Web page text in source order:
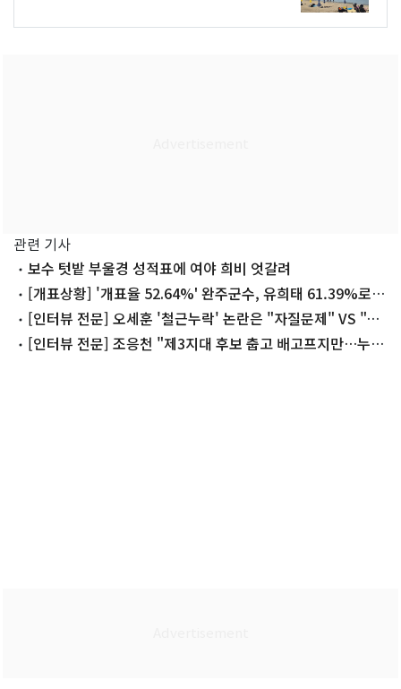
관련 기사
보수 텃밭 부울경 성적표에 여야 희비 엇갈려
[개표상황] '개표율 52.64%' 완주군수, 유희태 61.39%로 앞
서 [인터뷰 전문] 오세훈 '철근누락' 논란은 "자질문제" VS "허
위사실"
[인터뷰 전문] 조응천 "제3지대 후보 춥고 배고프지만…누군